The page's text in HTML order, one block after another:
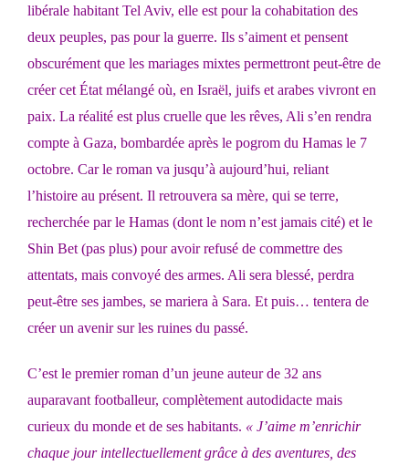
libérale habitant Tel Aviv, elle est pour la cohabitation des
deux peuples, pas pour la guerre. Ils s’aiment et pensent
obscurément que les mariages mixtes permettront peut-être de
créer cet État mélangé où, en Israël, juifs et arabes vivront en
paix. La réalité est plus cruelle que les rêves, Ali s’en rendra
compte à Gaza, bombardée après le pogrom du Hamas le 7
octobre. Car le roman va jusqu’à aujourd’hui, reliant
l’histoire au présent. Il retrouvera sa mère, qui se terre,
recherchée par le Hamas (dont le nom n’est jamais cité) et le
Shin Bet (pas plus) pour avoir refusé de commettre des
attentats, mais convoyé des armes. Ali sera blessé, perdra
peut-être ses jambes, se mariera à Sara. Et puis… tentera de
créer un avenir sur les ruines du passé.
C’est le premier roman d’un jeune auteur de 32 ans
auparavant footballeur, complètement autodidacte mais
curieux du monde et de ses habitants. « J’aime m’enrichir
chaque jour intellectuellement grâce à des aventures, des